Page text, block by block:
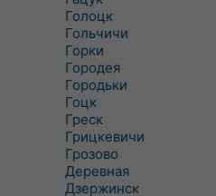
Голоцк
Гольчичи
Горки
Городея
Городьки
Гоцк
Греск
Грицкевичи
Грозово
Деревная
Дзержинск